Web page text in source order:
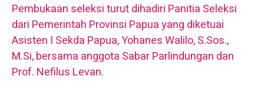
Pembukaan seleksi turut dihadiri Panitia Seleksi
dari Pemerintah Provinsi Papua yang diketuai
Asisten I Sekda Papua, Yohanes Walilo, S.Sos.,
M.Si, bersama anggota Sabar Parlindungan dan
Prof. Nefilus Levan.